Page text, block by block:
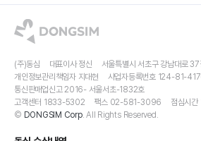
(주)동심 대표이사 정신
서울특별시 서초구 강남대로
개인정보관리책임자 지대현
사업자등록번호 124-81-
통신판매업신고 2016- 서울서초-1832호
고객센터 1833-5302
팩스 02-581-3096
점심시
© DONGSIM Corp. All Rights Reserved.